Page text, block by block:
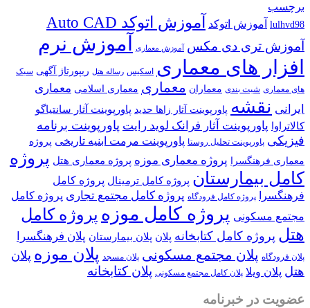
برچسب
lulhvd98 آموزش اتوکد آموزش اتوکد Auto CAD
آموزش تری دی مکس آموزش معماری
آموزش نرم
افزار های معماری
اسکیس رساله هتل ریپورتاژ آگهی سبک
های معماری شیت بندی معماران معماری معماری اسلامی معماری
ایرانی نقشه پاورپوینت آثار زاها حدید پاورپوینت آثار سانتیاگو
کالاتراوا
پاورپوینت آثار فرانک لوید رایت پاورپوینت برنامه
فیزیکی پاورپوینت تحلیل روستا پاورپوینت مرمت ابنیه تاریخی پروژه
معماری فرهنگسرا
پروژه معماری موزه پروژه معماری هتل پروژه
کامل بیمارستان پروژه کامل ترمینال پروژه کامل
فرهنگسرا
پروژه کامل فرودگاه پروژه کامل مجتمع تجاری پروژه کامل
مجتمع مسکونی پروژه کامل موزه پروژه کامل
هتل پروژه کامل کتابخانه پلان پلان بیمارستان پلان فرهنگسرا
پلان فرودگاه پلان مجتمع مسکونی پلان مسجد پلان موزه پلان
هتل پلان ویلا پلان کامل مجتمع مسکونی پلان کتابخانه
عضویت در خبرنامه